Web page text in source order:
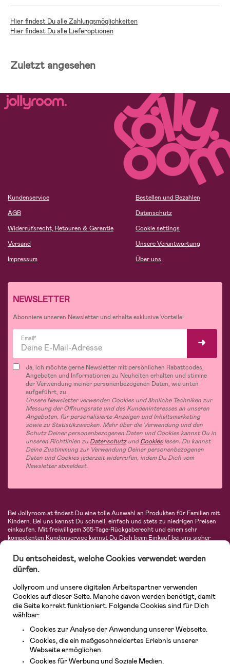
Hier findest Du alle Zahlungsmöglichkeiten
Hier findest Du alle Lieferoptionen
Zuletzt angesehen
Kundenservice
AGB
Widerrufsrecht, Retouren & Garantie
Versand
Impressum
Bestellen und Bezahlen
Datenschutz
Cookie settings
Unsere Verantwortung
Über uns
NEWSLETTER
Abonniere unseren Newsletter und erhalte exklusive Vorteile!
Email*
Ja, ich möchte gerne Newsletter mit persönlichen Rabattcodes,
Angeboten und Informationen zu Neuheiten erhalten und stimme
der Verwendung meiner personenbezogenen Daten, wie unten
aufgeführt, zu.
Unsere Newsletter verwenden Cookies und ähnliche Techniken zur
Messung der Öffnungsrate und des Kundeninteresses an unseren
Angeboten, für personalisierte Anzeigen und Inhaltsmarketing
sowie zu Statistikzwecken. Mehr über die Verwendung und den
Schutz Deiner personenbezogenen Daten und Cookies kannst Du in
unseren Richtlinien zu DatenschutzundCookies lesen. Du kannst
Deine Zustimmung zur Verwendung Deiner personenbezogenen
Daten und Cookies jederzeit widerrufen, indem Du Dich vom
Newsletter abmeldest.
Bei Jollyroom.at findest Du eine tolle Auswahl an Produkten für Familien mit
Kindern. Bei uns kannst Du schnell, einfach und stets zu niedrigen Preisen
einkaufen. Mit freiwilligem 365-Tage-Rückgaberecht und einem sehr
kompetenten Kundenservice kannst Du Dich beim Einkauf bei uns sicher
Autositze, Kinder- und Babymode, Produkte für Mütter und eine Menge
fantastischer Einrichtungsgegenstände, Spielsachen, Babyprodukte und
vieles mehr. Wir haben Produkte von bekannten Herstellern wie Britax, Maxi-
Avent, Jack Wolfskin, Cybex, LEGO und vielen mehr. Schau Dich um in
unserem vielfältigen Onlineshop für Kinder & Babys. Willkommen!
Du entscheidest, welche Cookies verwendet werden
dürfen.
Jollyroom und unsere digitalen Arbeitspartner verwenden
Cookies auf dieser Seite. Manche davon werden benötigt, damit
die Seite korrekt funktioniert. Folgende Cookies sind für Dich
wählbar:
Cookies zur Analyse der Anwendung unserer Webseite.
Cookies, die ein maßgeschneidertes Erlebnis unserer
Webseite ermöglichen.
Cookies für Werbung und Soziale Medien.